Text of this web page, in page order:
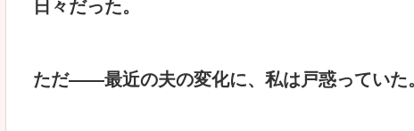
日々だった。
ただ――最近の夫の変化に、私は戸惑っていた